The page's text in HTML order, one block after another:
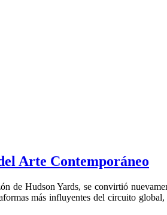
Arte Contemporáneo
de Hudson Yards, se convirtió
más influyentes del circuito